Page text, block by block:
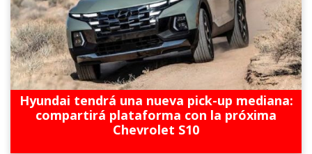
Hyundai tendrá una nueva pick-up mediana:
compartirá plataforma con la próxima
Chevrolet S10